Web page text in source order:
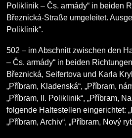
Poliklinik – Čs. armády“ in beiden
Březnická-Straße umgeleitet.
Poliklinik“.
502 – im Abschnitt zwischen den
– Čs. armády“ in beiden
Březnická, Seifertova und Karla
„Příbram, Kladenská“, „Příbram,
„Příbram, II. Poliklinik“, „Příbram,
folgende Haltestellen eingerichtet:
„Příbram, Archiv“, „Příbram, Nový